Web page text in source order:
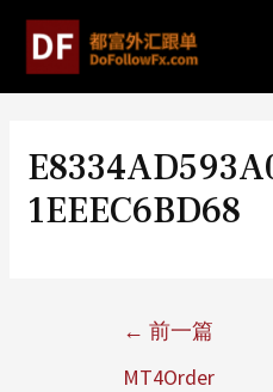
1EEEC6BD68
← 前一篇
MT4Order